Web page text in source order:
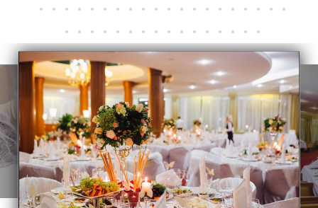
22 23 24 25 26 27 28 29 30 32 33 34 35 36 37 38 39
42 43 44 45 46 47 48 49 50 52 53 54 55